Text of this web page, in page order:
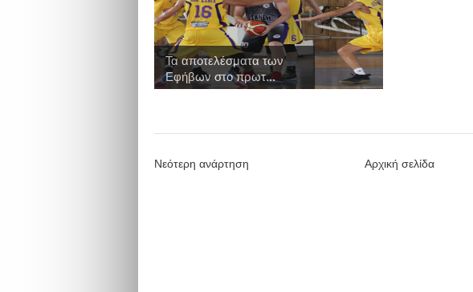
Τα αποτελέσματα των
Εφήβων στο πρωτ...
Νεότερη ανάρτηση Αρχική σελίδα